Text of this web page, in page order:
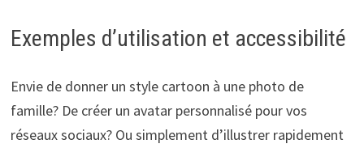
Exemples d’utilisation et accessibilité
Envie de donner un style cartoon à une photo de
famille? De créer un avatar personnalisé pour vos
réseaux sociaux? Ou simplement d’illustrer rapidement